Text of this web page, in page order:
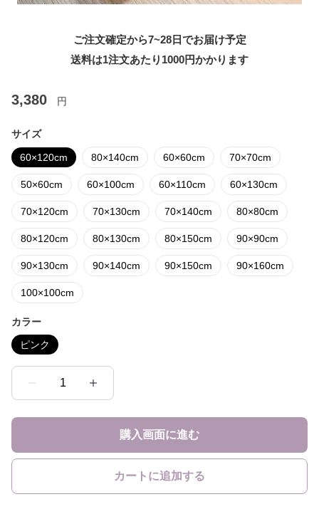
ご注文確定から7~28日でお届け予定
送料は1注文あたり 1000円かかります
3,380 円
サイズ
60×120cm 80×140cm 60×60cm 70×70cm
50×60cm 60×100cm 60×110cm 60×130cm
70×120cm 70×130cm 70×140cm 80×80cm
80×120cm 80×130cm 80×150cm 90×90cm
90×130cm 90×140cm 90×150cm 90×160cm
100×100cm
カラー
ピンク
1
購入画面に進む
カートに追加する